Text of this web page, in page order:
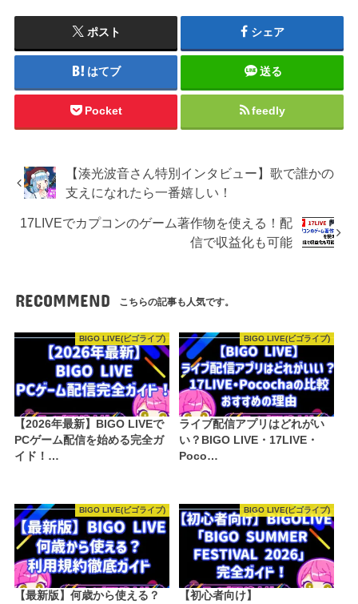
ポスト シェア
はてブ 送る
Pocket feedly
【湊光波音さん特別インタビュー】歌で誰かの
支えになれたら一番嬉しい！
17LIVEでカプコンのゲーム著作物を使える！配
信で収益化も可能
RECOMMEND こちらの記事も人気です。
BIGO LIVE(ビゴライブ)
【2026年最新】BIGO LIVEで
PCゲーム配信を始める完全ガ
イド！…
BIGO LIVE(ビゴライブ)
ライブ配信アプリはどれがい
い？BIGO LIVE・17LIVE・
Poco…
BIGO LIVE(ビゴライブ)
【最新版】何歳から使える？
BIGO LIVE(ビゴライブ)
【初心者向け】